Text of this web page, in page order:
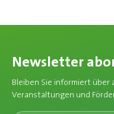
Newsletter
Bleiben Sie informiert über
Veranstaltungen und